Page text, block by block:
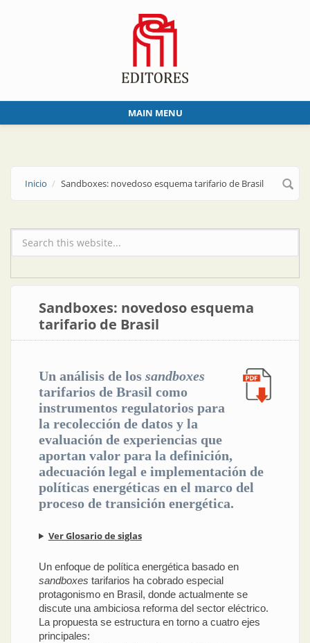
MAIN MENU
Inicio Sandboxes: novedoso esquema tarifario de Brasil
Formulario de búsqueda
Sandboxes: novedoso esquema
tarifario de Brasil
Un análisis de los sandboxes
tarifarios de Brasil como
instrumentos regulatorios para
la recolección de datos y la
evaluación de experiencias que
aportan valor para la definición,
adecuación legal e implementación de
políticas energéticas en el marco del
proceso de transición energética.
Ver Glosario de siglas
Un enfoque de política energética basado en
sandboxes tarifarios ha cobrado especial
protagonismo en Brasil, donde actualmente se
discute una ambiciosa reforma del sector eléctrico.
La propuesta se estructura en torno a cuatro ejes
principales: